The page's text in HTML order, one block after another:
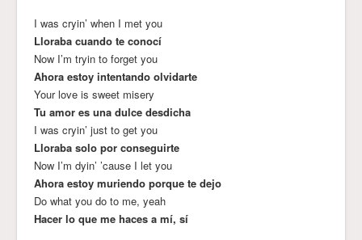
I was cryin’ when I met you
Lloraba cuando te conocí
Now I’m tryin to forget you
Ahora estoy intentando olvidarte
Your love is sweet misery
Tu amor es una dulce desdicha
I was cryin’ just to get you
Lloraba solo por conseguirte
Now I’m dyin’ ’cause I let you
Ahora estoy muriendo porque te dejo
Do what you do to me, yeah
Hacer lo que me haces a mí, sí